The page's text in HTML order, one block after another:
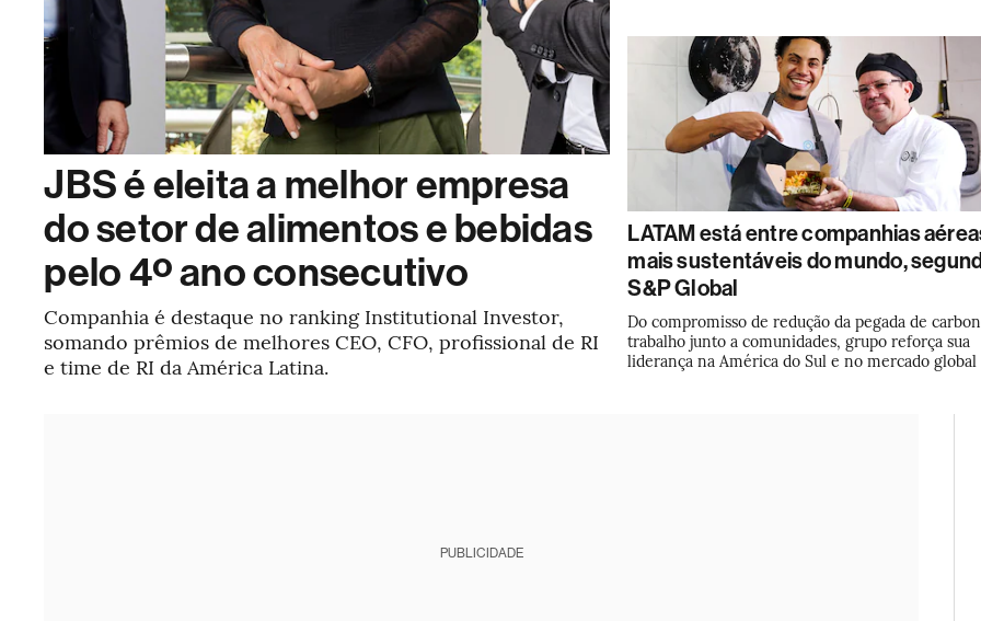
JBS é eleita a melhor empresa
do setor de alimentos e bebidas
pelo 4º ano consecutivo
Companhia é destaque no ranking Institutional Investor,
somando prêmios de melhores CEO, CFO, profissional de RI
e time de RI da América Latina.
LATAM está entre companhias
mais sustentáveis do mundo,
S&P Global
Do compromisso de redução da pegada de
trabalho junto a comunidades, grupo reforça sua
liderança na América do Sul e no mercado global
PUBLICIDADE